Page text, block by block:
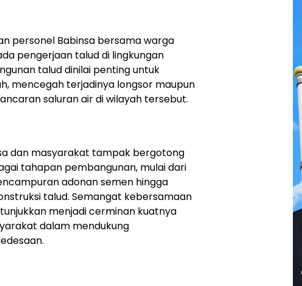
personel Babinsa bersama warga
pengerjaan talud di lingkungan
talud dinilai penting untuk
mencegah terjadinya longsor maupun
saluran air di wilayah tersebut.
dan masyarakat tampak bergotong
tahapan pembangunan, mulai dari
adonan semen hingga
talud. Semangat kebersamaan
menjadi cerminan kuatnya
dalam mendukung